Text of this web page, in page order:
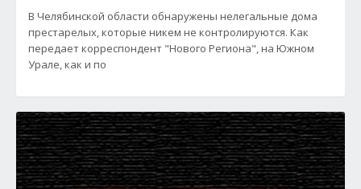
В Челябинской области обнаружены нелегальные дома
престарелых, которые никем не контролируются. Как
передает корреспондент "Нового Региона", на Южном
Урале, как и по